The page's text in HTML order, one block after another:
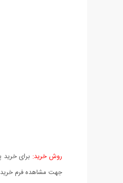
روش خرید: برای
جهت مشاهده فرم